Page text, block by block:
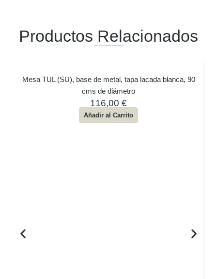
Productos Relacionados
Mesa TUL (SU), base de metal, tapa lacada blanca, 90
cms de diámetro
116,00 €
Añadir al Carrito